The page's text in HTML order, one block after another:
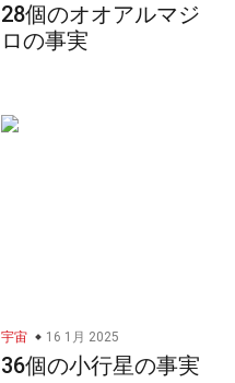
28個のオオアルマジ
ロの事実
宇宙 16 1月 2025
36個の小行星の事実